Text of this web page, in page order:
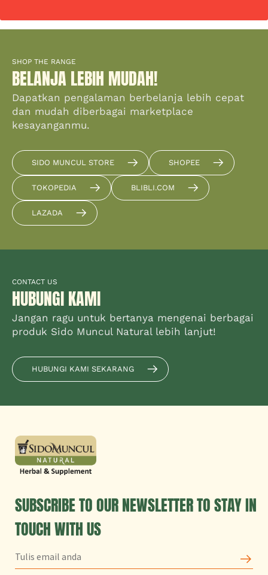
SHOP THE RANGE
BELANJA LEBIH MUDAH!
Dapatkan pengalaman berbelanja lebih cepat
dan mudah diberbagai marketplace
kesayanganmu.
SIDO MUNCUL STORE SHOPEE
TOKOPEDIA BLIBLI.COM
LAZADA
CONTACT US
HUBUNGI KAMI
Jangan ragu untuk bertanya mengenai berbagai
produk Sido Muncul Natural lebih lanjut!
HUBUNGI KAMI SEKARANG
SUBSCRIBE TO OUR NEWSLETTER TO STAY IN
TOUCH WITH US